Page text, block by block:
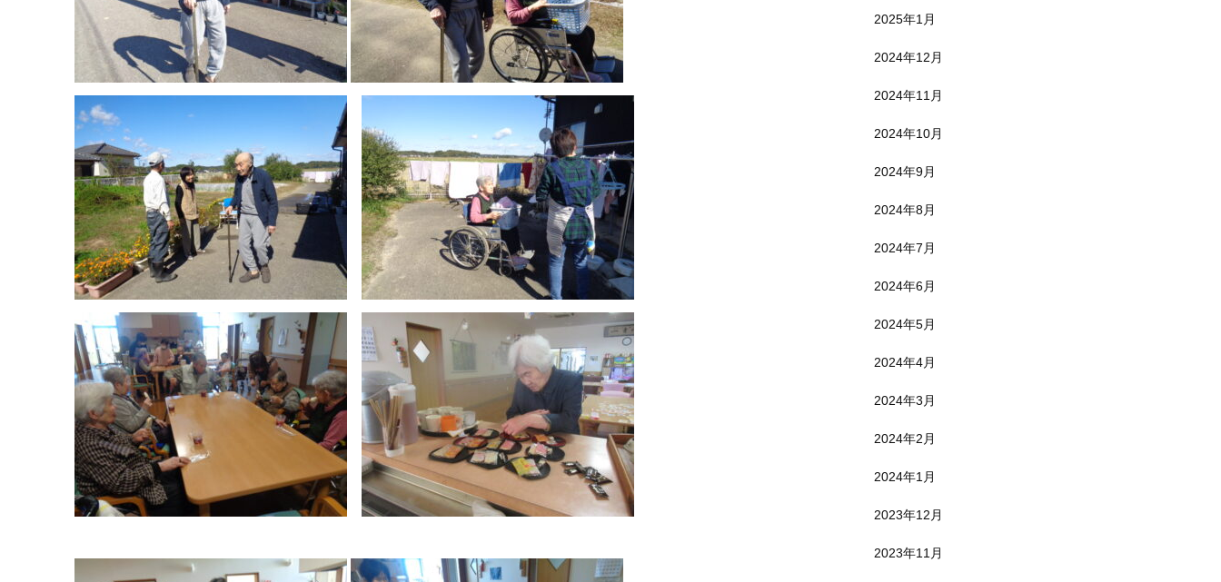
2025年1月
2024年12月
2024年11月
2024年10月
2024年9月
2024年8月
2024年7月
2024年6月
2024年5月
2024年4月
2024年3月
2024年2月
2024年1月
2023年12月
2023年11月